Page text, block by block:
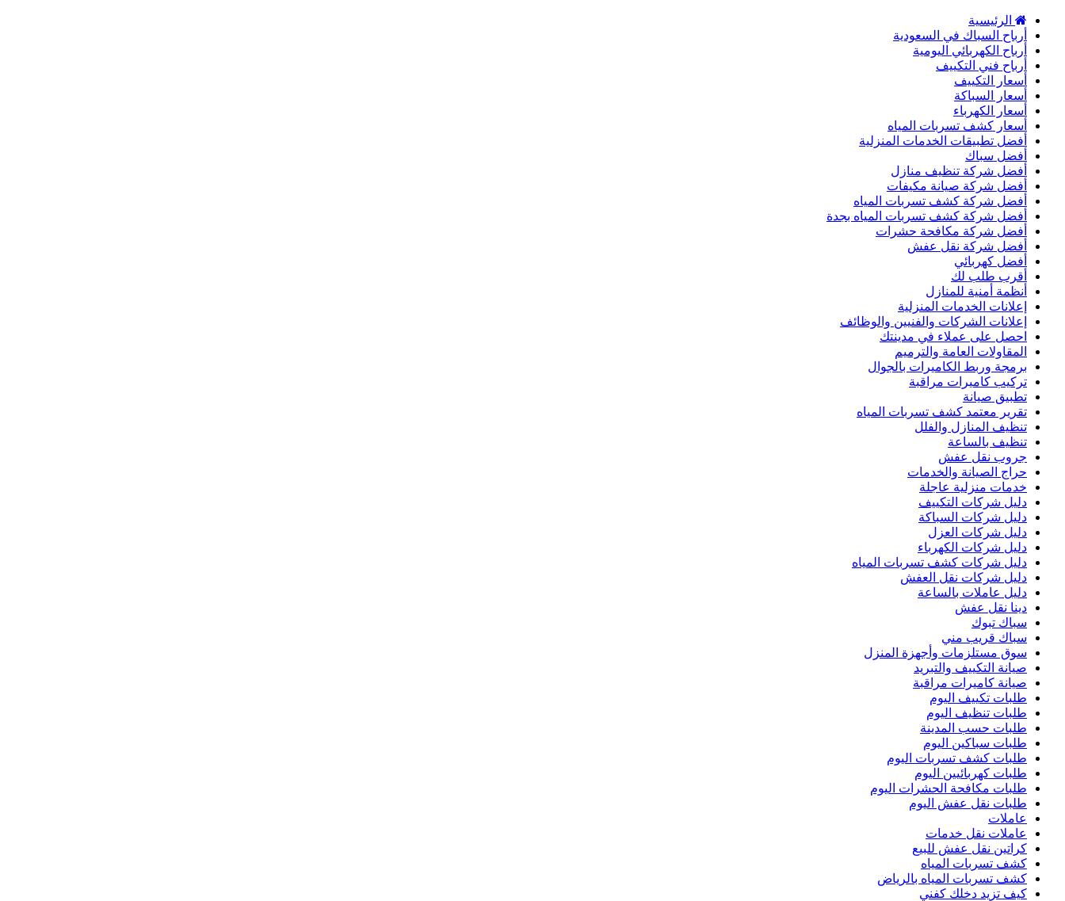
الرئيسية
أرباح السباك في السعودية
أرباح الكهربائي اليومية
أرباح فني التكييف
أسعار التكييف
أسعار السباكة
أسعار الكهرباء
أسعار كشف تسربات المياه
أفضل تطبيقات الخدمات المنزلية
أفضل سباك
أفضل شركة تنظيف منازل
أفضل شركة صيانة مكيفات
أفضل شركة كشف تسربات المياه
أفضل شركة كشف تسربات المياه بجدة
أفضل شركة مكافحة حشرات
أفضل شركة نقل عفش
أفضل كهربائي
أقرب طلب لك
أنظمة أمنية للمنازل
إعلانات الخدمات المنزلية
إعلانات الشركات والفنيين والوظائف
احصل على عملاء في مدينتك
المقاولات العامة والترميم
برمجة وربط الكاميرات بالجوال
تركيب كاميرات مراقبة
تطبيق صيانة
تقرير معتمد كشف تسربات المياه
تنظيف المنازل والفلل
تنظيف بالساعة
جروب نقل عفش
حراج الصيانة والخدمات
خدمات منزلية عاجلة
دليل شركات التكييف
دليل شركات السباكة
دليل شركات العزل
دليل شركات الكهرباء
دليل شركات كشف تسربات المياه
دليل شركات نقل العفش
دليل عاملات بالساعة
دينا نقل عفش
سباك تبوك
سباك قريب مني
سوق مستلزمات وأجهزة المنزل
صيانة التكييف والتبريد
صيانة كاميرات مراقبة
طلبات تكييف اليوم
طلبات تنظيف اليوم
طلبات حسب المدينة
طلبات سباكين اليوم
طلبات كشف تسربات اليوم
طلبات كهربائيين اليوم
طلبات مكافحة الحشرات اليوم
طلبات نقل عفش اليوم
عاملات
عاملات نقل خدمات
كراتين نقل عفش للبيع
كشف تسربات المياه
كشف تسربات المياه بالرياض
كيف تزيد دخلك كفني